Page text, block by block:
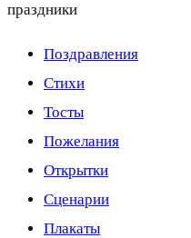
праздники
Поздравления
Стихи
Тосты
Пожелания
Открытки
Сценарии
Плакаты